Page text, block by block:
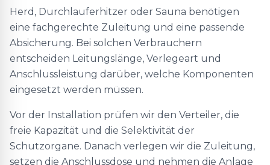
Herd, Durchlauferhitzer oder Sauna benötigen
eine fachgerechte Zuleitung und eine passende
Absicherung. Bei solchen Verbrauchern
entscheiden Leitungslänge, Verlegeart und
Anschlussleistung darüber, welche Komponenten
eingesetzt werden müssen.
Vor der Installation prüfen wir den Verteiler, die
freie Kapazität und die Selektivität der
Schutzorgane. Danach verlegen wir die Zuleitung,
setzen die Anschlussdose und nehmen die Anlage